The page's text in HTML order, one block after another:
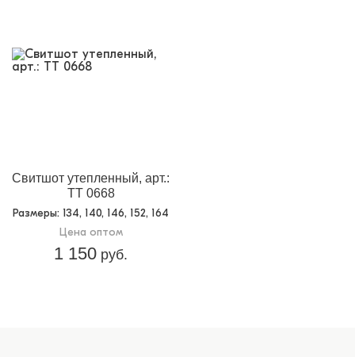
Свитшот утепленный, арт.:
TT 0668
Размеры: 134, 140, 146, 152, 164
Цена оптом
1 150 руб.